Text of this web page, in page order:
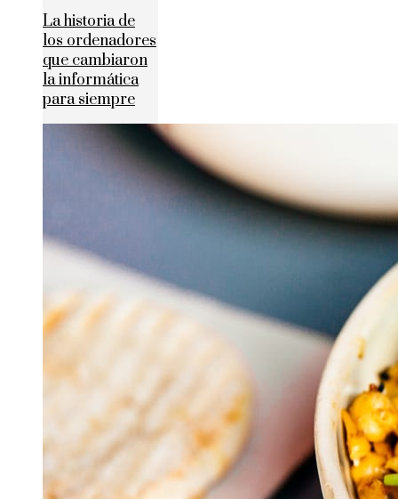
La historia de
los ordenadores
que cambiaron
la informática
para siempre